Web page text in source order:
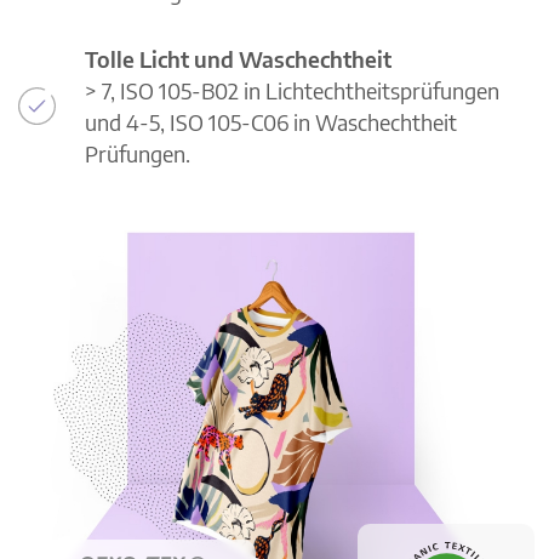
Tolle Licht und Waschechtheit
> 7, ISO 105-B02 in Lichtechtheitsprüfungen
und 4-5, ISO 105-C06 in Waschechtheit
Prüfungen.